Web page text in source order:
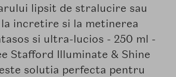
lipsit de stralucire sau
incretire si la metinerea
si ultra-lucios - 250 ml -
Stafford Illuminate & Shine
solutia perfecta pentru